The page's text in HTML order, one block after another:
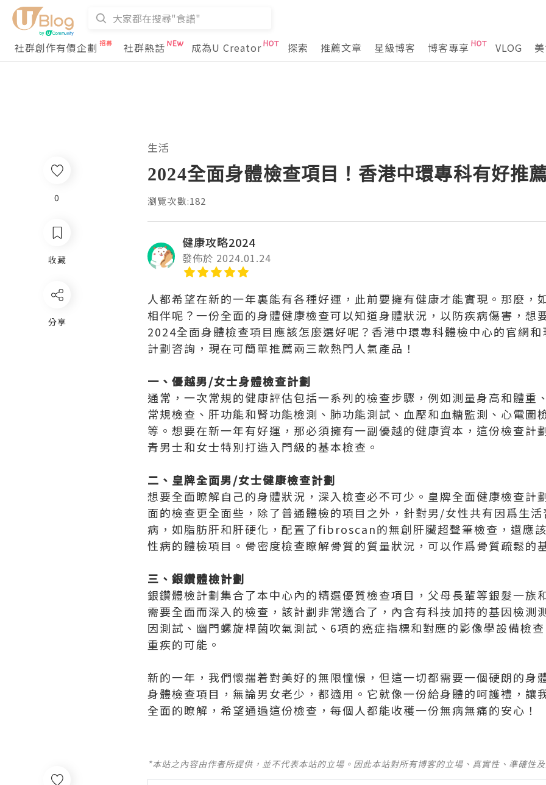
社群創作有價企劃 社群熱話 成為U Creator 探索 推薦文章 星級博客 博客專享 VLOG
生活
2024全面身體檢查項目！香港中環專科有好推
瀏覽次數:182
健康攻略2024
發佈於 2024.01.24
人都希望在新的一年裏能有各種好運，此前要擁有健康才能實現。那麼，
相伴呢？一份全面的身體健康檢查可以知道身體狀況，以防疾病傷害，想
2024全面身體檢查項目應該怎麼選好呢？香港中環專科體檢中心的官網
計劃咨詢，現在可簡單推薦兩三款熱門人氣產品！
一、優越男/女士身體檢查計劃
通常，一次常規的健康評估包括一系列的檢查步驟，例如測量身高和體重
常規檢查、肝功能和腎功能檢測、肺功能測試、血壓和血糖監測、心電圖
等。想要在新一年有好運，那必須擁有一副優越的健康資本，這份檢查計
青男士和女士特別打造入門級的基本檢查。
二、皇牌全面男/女士健康檢查計劃
想要全面瞭解自己的身體狀況，深入檢查必不可少。皇牌全面健康檢查計
面的檢查更全面些，除了普通體檢的項目之外，針對男/女性共有因爲生
病，如脂肪肝和肝硬化，配置了fibroscan的無創肝臟超聲筆檢查，還應
性病的體檢項目。骨密度檢查瞭解骨質的質量狀況，可以作爲骨質疏鬆的
三、銀鑽體檢計劃
銀鑽體檢計劃集合了本中心內的精選優質檢查項目，父母長輩等銀髮一族
需要全面而深入的檢查，該計劃非常適合了，內含有科技加持的基因檢測
因測試、幽門螺旋桿菌吹氣測試、6項的癌症指標和對應的影像學設備檢
重疾的可能。
新的一年，我們懷揣着對美好的無限憧憬，但這一切都需要一個硬朗的身
身體檢查項目，無論男女老少，都適用。它就像一份給身體的呵護禮，讓
全面的瞭解，希望通過這份檢查，每個人都能收穫一份無病無痛的安心！
*本站之內容由作者所提供，並不代表本站的立場。因此本站對所有博客的立場、真實性、準確性
0
收藏
分享